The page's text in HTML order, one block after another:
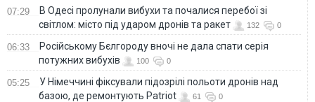
07:29
В Одесі пролунали вибухи та почалися перебої зі
світлом: місто під ударом дронів та ракет
132 0
06:33
Російському Бєлгороду вночі не дала спати серія
потужних вибухів
100 0
05:25
У Німеччині фіксували підозрілі польоти дронів над
базою, де ремонтують Patriot
61 0